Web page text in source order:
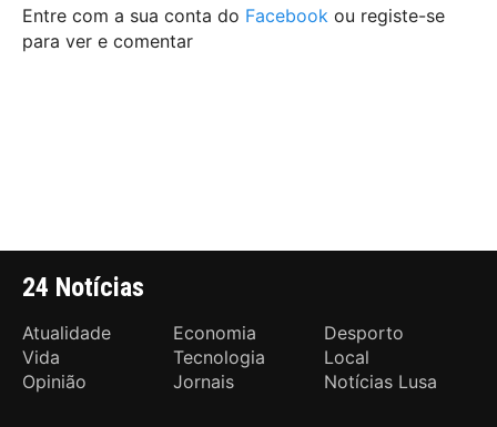
Entre com a sua conta do Facebook ou registe-se
para ver e comentar
24 Notícias
Atualidade Economia
Desporto
Vida
Tecnologia
Local
Opinião
Jornais Notícias Lusa